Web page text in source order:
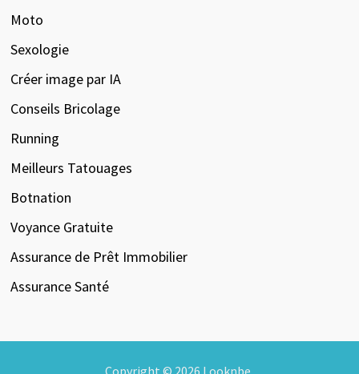
Moto
Sexologie
Créer image par IA
Conseils Bricolage
Running
Meilleurs Tatouages
Botnation
Voyance Gratuite
Assurance de Prêt Immobilier
Assurance Santé
Copyright © 2026 Looknbe